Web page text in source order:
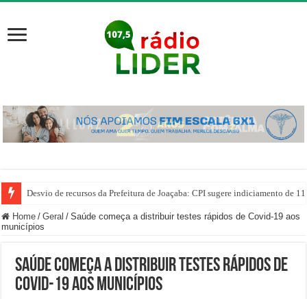
Desvio de recursos da Prefeitura de Joaçaba: CPI sugere indiciamento de 11
Home / Geral / Saúde começa a distribuir testes rápidos de Covid-19 aos
municípios
Saúde começa a distribuir testes rápidos de
Covid-19 aos municípios